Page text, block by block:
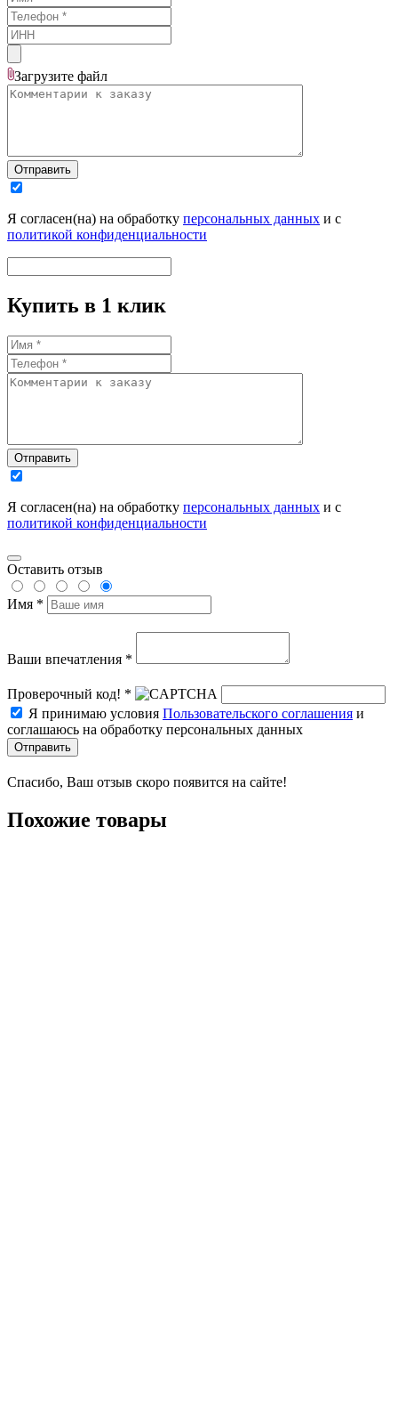
Загрузите файл
Отправить
Я согласен(на) на обработку персональных данных и с
политикой конфиденциальности
Купить в 1 клик
Отправить
Я согласен(на) на обработку персональных данных и с
политикой конфиденциальности
Оставить отзыв
Имя *
Ваши впечатления *
Проверочный код! *
Я принимаю условия Пользовательского соглашения и
соглашаюсь на обработку персональных данных
Отправить
Спасибо, Ваш отзыв скоро появится на сайте!
Похожие товары